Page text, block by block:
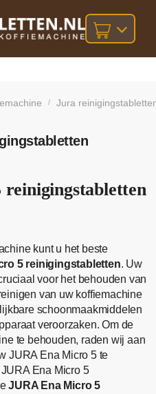
besteld,
bij orders
/ Jura
kunt u het beste
5 reinigingstabletten. Uw
voor het behouden van
van uw koffiemachine
schoonmaakmiddelen
veroorzaken. Om de
te behouden, raden wij aan
JURA Ena Micro 5 te
Ena Micro 5
JURA Ena Micro 5